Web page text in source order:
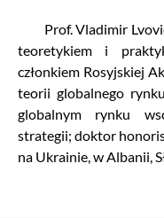
Prof. Vladimir
teoretykiem i
członkiem Rosyjskiej
teorii globalnego
globalnym rynku
strategii; doktor
na Ukrainie, w Albanii,